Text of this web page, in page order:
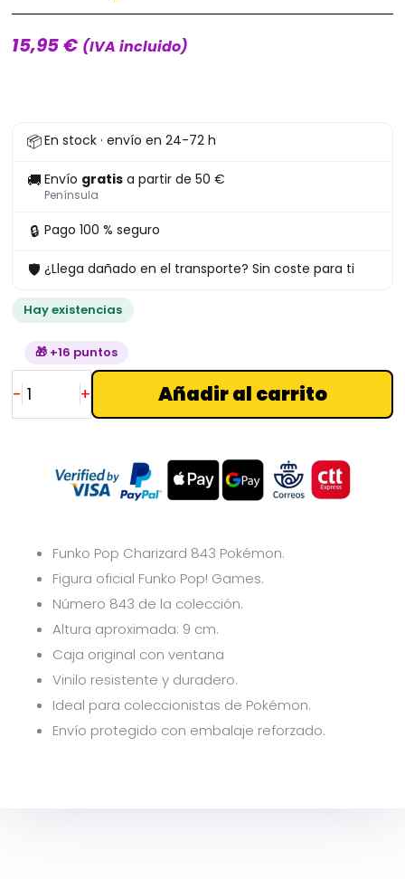
15,95€ (IVA incluido)
📦En stock · envío en 24-72 h
🚚 Envío gratis a partir de 50 €
Península
🔒 Pago 100 % seguro
🛡 ¿Llega dañado en el transporte? Sin coste para ti
Hay existencias
🎁 +16 puntos
-
Pop
Charizard
843
Pokémon
+ Añadir al carrito
Funko Pop Charizard 843 Pokémon.
Figura oficial Funko Pop! Games.
Número 843 de la colección.
Altura aproximada: 9 cm.
Caja original con ventana
Vinilo resistente y duradero.
Ideal para coleccionistas de Pokémon.
Envío protegido con embalaje reforzado.